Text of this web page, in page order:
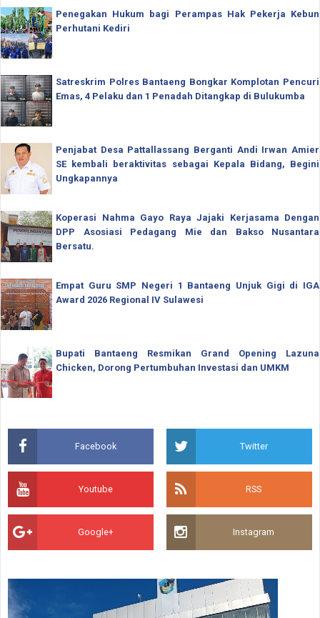
Penegakan Hukum bagi Perampas Hak Pekerja Kebun
Perhutani Kediri
Satreskrim Polres Bantaeng Bongkar Komplotan Pencuri
Emas, 4 Pelaku dan 1 Penadah Ditangkap di Bulukumba
Penjabat Desa Pattallassang Berganti Andi Irwan Amier
SE kembali beraktivitas sebagai Kepala Bidang, Begini
Ungkapannya
Koperasi Nahma Gayo Raya Jajaki Kerjasama Dengan
DPP Asosiasi Pedagang Mie dan Bakso Nusantara
Bersatu.
Empat Guru SMP Negeri 1 Bantaeng Unjuk Gigi di IGA
Award 2026 Regional IV Sulawesi
Bupati Bantaeng Resmikan Grand Opening Lazuna
Chicken, Dorong Pertumbuhan Investasi dan UMKM
Facebook Twitter
Youtube RSS
Google+ Instagram